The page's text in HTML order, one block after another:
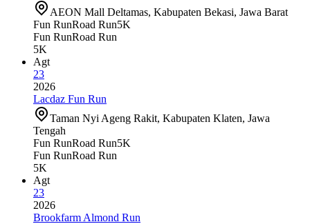
AEON Mall Deltamas, Kabupaten Bekasi, Jawa Barat
Fun RunRoad Run5K
Fun RunRoad Run
5K
Agt
23
2026
Lacdaz Fun Run
Taman Nyi Ageng Rakit, Kabupaten Klaten, Jawa
Tengah
Fun RunRoad Run5K
Fun RunRoad Run
5K
Agt
23
2026
Brookfarm Almond Run